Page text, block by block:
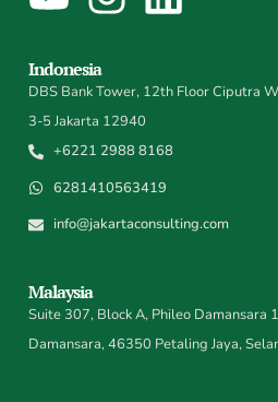
Indonesia
DBS Bank Tower, 12th Floor Ciputra
3-5 Jakarta 12940
+6221 2988 8168
6281410563419
info@jakartaconsulting.com
Malaysia
Suite 307, Block A, Phileo Damansara
Damansara, 46350 Petaling Jaya,